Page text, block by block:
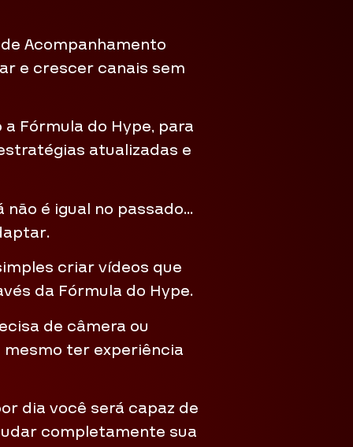
Acompanhamento
e crescer canais sem
Fórmula do Hype, para
atualizadas e
não é igual no passado…
criar vídeos que
da Fórmula do Hype.
de câmera ou
ter experiência
dia você será capaz de
completamente sua